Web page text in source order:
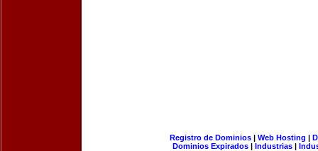
Registro de Dominios| Web Hosting |
Dominios Expirados | Industrias |